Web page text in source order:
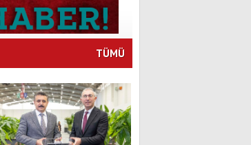
TÜMÜ